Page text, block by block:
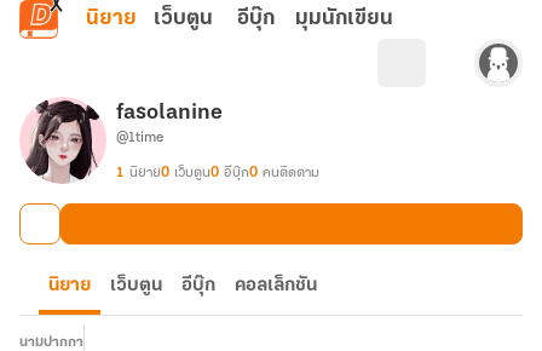
ข้ามไปยังเนื้อหาหลัก
นิยาย เว็บตูน อีบุ๊ก มุมนักเขียน
fasolanine
@1time
1 นิยาย0 เว็บตูน0 อีบุ๊ก0 คนติดตาม
นิยาย เว็บตูน อีบุ๊ก คอลเล็กชัน
นามปากกา